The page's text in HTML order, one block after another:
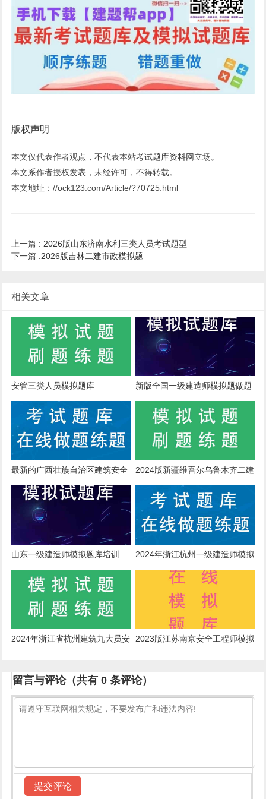
版权声明
本文仅代表作者观点，不代表本站考试题库资料网立场。
本文系作者授权发表，未经许可，不得转载。
本文地址：//ock123.com/Article/?70725.html
上一篇 : 2026版山东济南水利三类人员考试题型
下一篇 :2026版吉林二建市政模拟题
相关文章
安管三类人员模拟题库
新版全国一级建造师模拟题做题
最新的广西壮族自治区建筑安全
生产管理人员模拟题库
2024版新疆维吾尔乌鲁木齐二建
水利模拟题库
山东一级建造师模拟题库培训
2024年浙江杭州一级建造师模拟
2024年浙江省杭州建筑九大员安
2023版江苏南京安全工程师模拟
留言与评论（共有0 条评论）